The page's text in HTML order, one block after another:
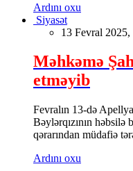
Ardını oxu
Siyasət
13 Fevral 2025,
Məhkəmə
etməyib
Fevralın 13-də
Bəylərqızının
qərarından müdafiə
Ardını oxu